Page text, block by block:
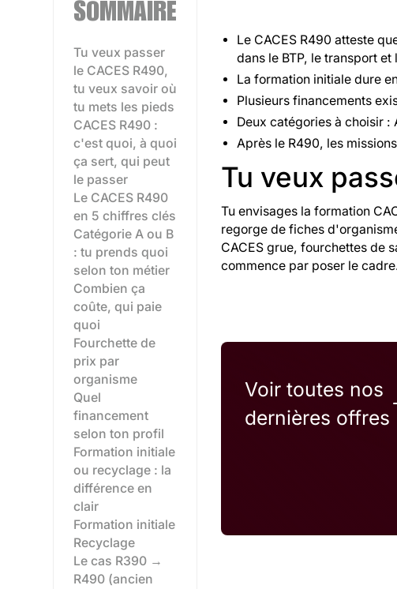
SOMMAIRE
Tu veux passer
le CACES R490,
tu veux savoir où
tu mets les pieds
CACES R490 :
c'est quoi, à quoi
ça sert, qui peut
le passer
Le CACES R490
en 5 chiffres clés
Catégorie A ou B
: tu prends quoi
selon ton métier
Combien ça
coûte, qui paie
quoi
Fourchette de
prix par
organisme
Quel
financement
selon ton profil
Formation initiale
ou recyclage : la
différence en
clair
Formation initiale
Recyclage
Le cas R390 →
R490 (ancien
Le CACES R490 atteste
dans le BTP, le transport et
La formation initiale dure
Plusieurs financements
Deux catégories à choisir
Après le R490, les
Tu veux
Tu envisages la formation
regorge de fiches
CACES grue, fourchettes de
commence par poser le
Voir toutes nos
dernières offres